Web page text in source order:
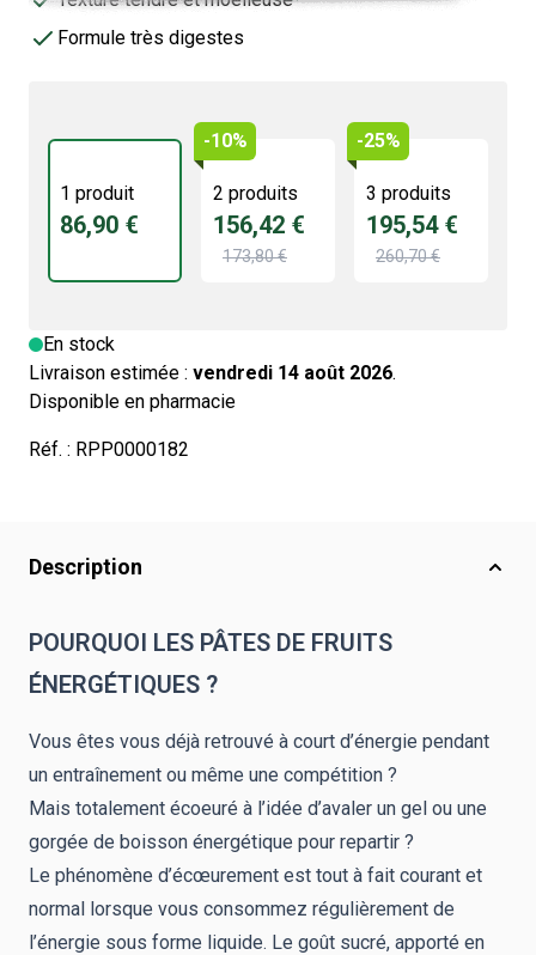
Formule très digestes
1 produit
86,90 €
-10%
2 produits
156,42 €
173,80 €
-25%
3 produits
195,54 €
260,70 €
En stock
Livraison estimée : vendredi 14 août 2026.
Disponible en pharmacie
Réf. : RPP0000182
Description
POURQUOI LES PÂTES DE FRUITS
ÉNERGÉTIQUES ?
Vous êtes vous déjà retrouvé à court d’énergie pendant
un entraînement ou même une compétition ?
Mais totalement écoeuré à l’idée d’avaler un gel ou une
gorgée de boisson énergétique pour repartir ?
Le phénomène d’écœurement est tout à fait courant et
normal lorsque vous consommez régulièrement de
l’énergie sous forme liquide. Le goût sucré, apporté en